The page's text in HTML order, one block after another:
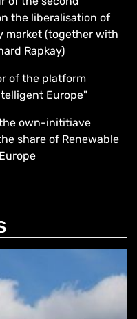
the liberalisation of
market (together with
Rapkay)
of the platform
Europe"
own-inititiave
share of Renewable